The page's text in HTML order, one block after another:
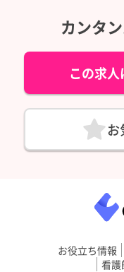
カンタ
この求
お
お役立ち情報
看護